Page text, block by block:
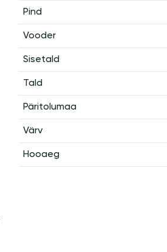
Pind
Vooder
Sisetald
Tald
Päritolumaa
Värv
Hooaeg